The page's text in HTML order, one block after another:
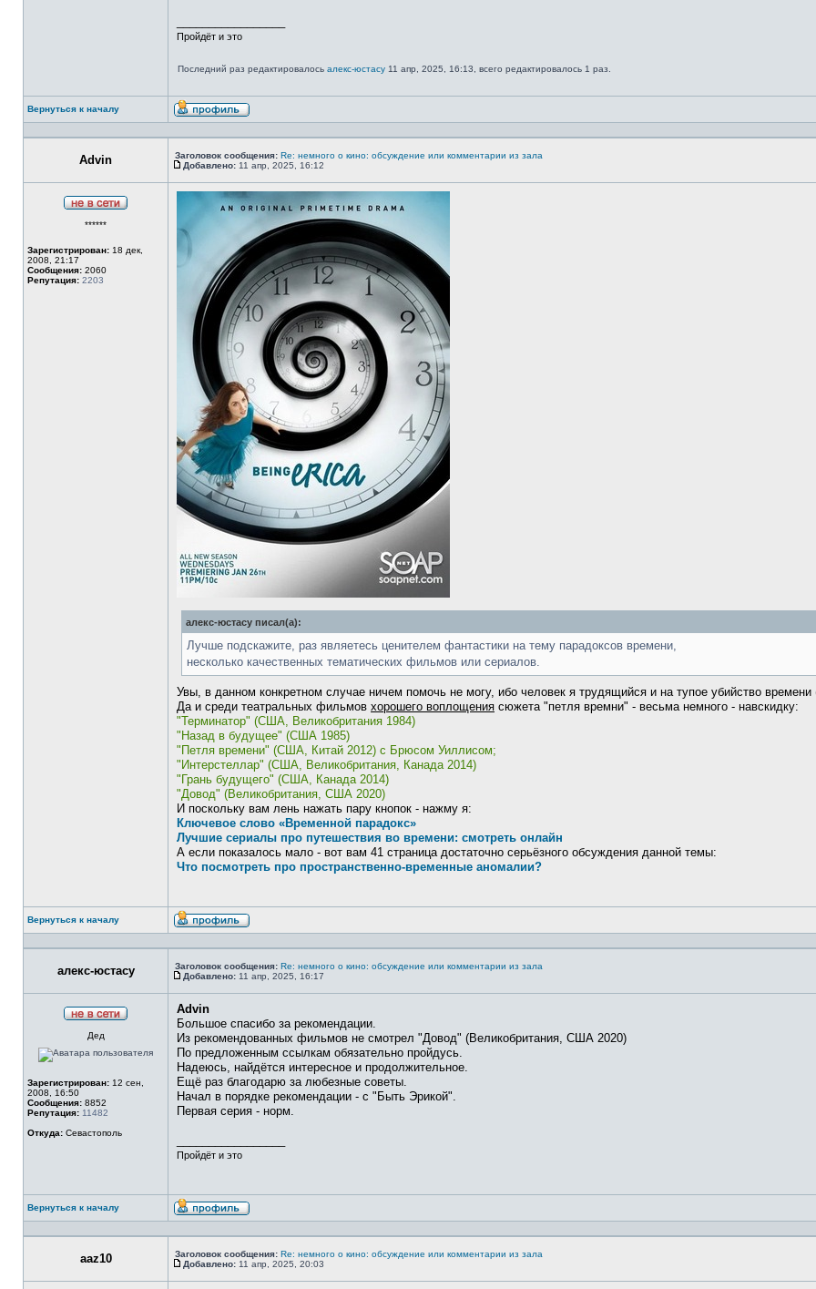
Пройдёт и это
Последний раз редактировалось алекс-юстасу 11 апр, 2025, 16:13, всего редактировалось 1 раз.
Вернуться к началу
Профиль
Advin Заголовок сообщения: Re: немного о кино: обсуждение или комментарии из зала
Сообщение
Добавлено: 11 апр, 2025, 16:12
******
Зарегистрирован: 18 дек,
2008, 21:17
Сообщения: 2060
Репутация: 2203
алекс-юстасу писал(а):
Лучше подскажите, раз являетесь ценителем фантастики на тему парадоксов времени,
несколько качественных тематических фильмов или сериалов.
Увы, в данном конкретном случае ничем помочь не могу, ибо человек я трудящийся и на тупое убийство
Да и среди театральных фильмов хорошего воплощения сюжета "петля времни" - весьма немного - навскидку:
"Терминатор" (США, Великобритания 1984)
"Назад в будущее" (США 1985)
"Петля времени" (США, Китай 2012) с Брюсом Уиллисом;
"Интерстеллар" (США, Великобритания, Канада 2014)
"Грань будущего" (США, Канада 2014)
"Довод" (Великобритания, США 2020)
И поскольку вам лень нажать пару кнопок - нажму я:
Ключевое слово «Временной парадокс»
Лучшие сериалы про путешествия во времени: смотреть онлайн
А если показалось мало - вот вам 41 страница достаточно серьёзного обсуждения данной темы:
Что посмотреть про пространственно-временные аномалии?
Вернуться к началу
Профиль
алекс-юстасу Заголовок сообщения: Re: немного о кино: обсуждение или комментарии из зала
Сообщение
Добавлено: 11 апр, 2025, 16:17
Дед
Зарегистрирован: 12 сен,
2008, 16:50
Сообщения: 8852
Репутация: 11482
Откуда: Севастополь
Advin
Большое спасибо за рекомендации.
Из рекомендованных фильмов не смотрел "Довод" (Великобритания, США 2020)
По предложенным ссылкам обязательно пройдусь.
Надеюсь, найдётся интересное и продолжительное.
Ещё раз благодарю за любезные советы.
Начал в порядке рекомендации - с "Быть Эрикой".
Первая серия - норм.
Пройдёт и это
Вернуться к началу
Профиль
aaz10 Заголовок сообщения: Re: немного о кино: обсуждение или комментарии из зала
Сообщение
Добавлено: 11 апр, 2025, 20:03